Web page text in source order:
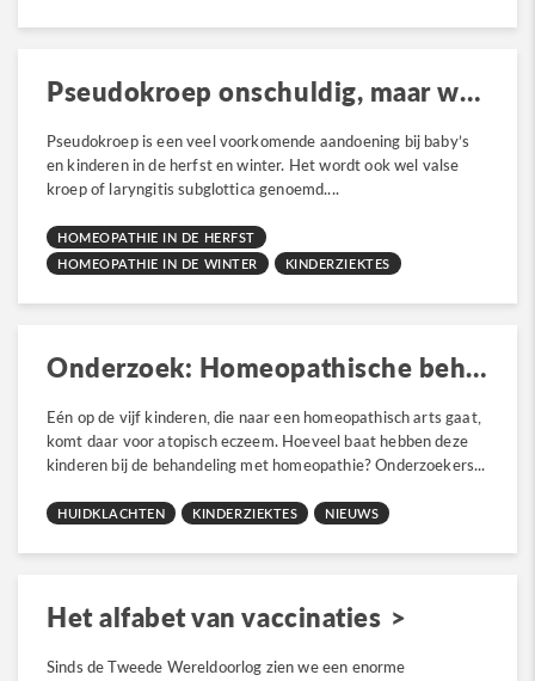
Pseudokroep onschuldig, maar wel vervelend
Pseudokroep is een veel voorkomende aandoening bij baby’s
en kinderen in de herfst en winter. Het wordt ook wel valse
kroep of laryngitis subglottica genoemd....
HOMEOPATHIE IN DE HERFST
HOMEOPATHIE IN DE WINTER
KINDERZIEKTES
Onderzoek: Homeopathische behandeling bij eczeem
Eén op de vijf kinderen, die naar een homeopathisch arts gaat,
komt daar voor atopisch eczeem. Hoeveel baat hebben deze
kinderen bij de behandeling met homeopathie? Onderzoekers...
HUIDKLACHTEN KINDERZIEKTES NIEUWS
Het alfabet van vaccinaties
Sinds de Tweede Wereldoorlog zien we een enorme